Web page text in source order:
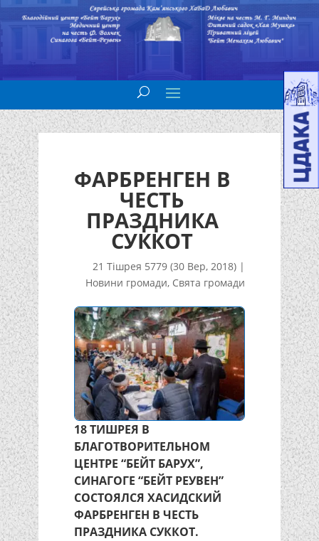
ФАРБРЕНГЕН В
ЧЕСТЬ
ПРАЗДНИКА
СУККОТ
21 Тішрея 5779 (30 Вер, 2018) |
Новини громади, Свята громади
18 ТИШРЕЯ В
БЛАГОТВОРИТЕЛЬНОМ
ЦЕНТРЕ “БЕЙТ БАРУХ”,
СИНАГОГЕ “БЕЙТ РЕУВЕН”
СОСТОЯЛСЯ ХАСИДСКИЙ
ФАРБРЕНГЕН В ЧЕСТЬ
ПРАЗДНИКА СУККОТ.